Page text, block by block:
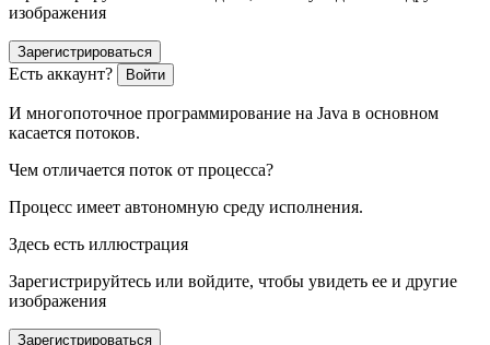
изображения
Зарегистрироваться
Есть аккаунт? Войти
И многопоточное программирование на Java в основном
касается потоков.
Чем отличается поток от процесса?
Процесс имеет автономную среду исполнения.
Здесь есть иллюстрация
Зарегистрируйтесь или войдите, чтобы увидеть ее и другие
изображения
Зарегистрироваться